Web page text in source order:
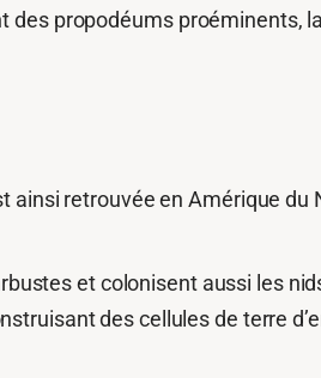
des propodéums
ainsi retrouvée en Amérique
et colonisent aussi les
des cellules de terre